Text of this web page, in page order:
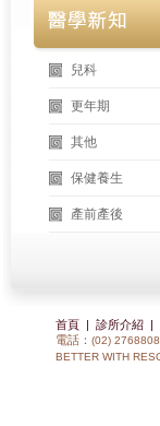
兒科
更年期
其他
保健養生
產前產後
首頁| 診所介紹|
電話： (02)
BETTER WITH